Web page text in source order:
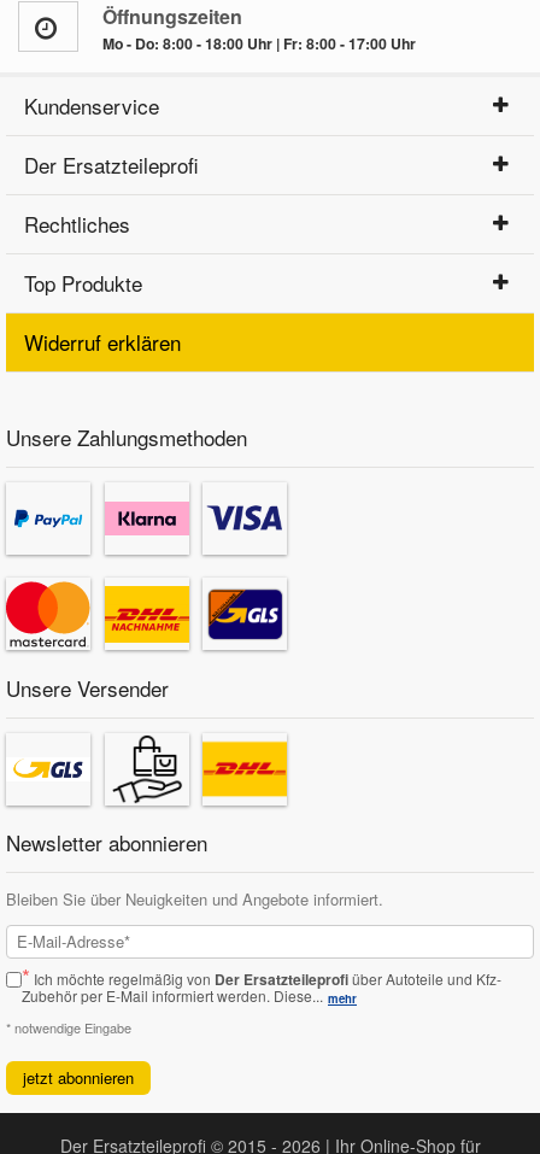
Öffnungszeiten
Mo - Do: 8:00 - 18:00 Uhr | Fr: 8:00 - 17:00 Uhr
Kundenservice
Der Ersatzteileprofi
Rechtliches
Top Produkte
Widerruf erklären
Unsere Zahlungsmethoden
Unsere Versender
Newsletter abonnieren
Bleiben Sie über Neuigkeiten und Angebote informiert.
* Ich möchte regelmäßig von Der Ersatzteileprofiüber Autoteile und Kfz-
Zubehör per E-Mail informiert werden. Diese... mehr
* notwendige Eingabe
jetzt abonnieren
Der Ersatzteileprofi © 2015 - 2026 | Ihr Online-Shop für